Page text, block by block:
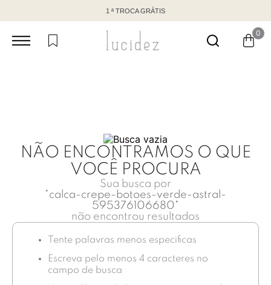
1 ª TROCA GRÁTIS
0
NÃO ENCONTRAMOS O QUE
VOCÊ PROCURA
Sua busca por
"calca-crepe-botoes-verde-astral-
595376106680"
não encontrou resultados
Tente palavras menos especificas
Escreva pelo menos 4 caracteres no
campo de busca